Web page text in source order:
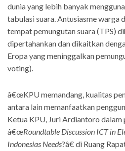
dunia yang lebih banyak
tabulasi suara. Antusiasme warga
tempat pemungutan suara (TPS)
dipertahankan dan dikaitkan
Eropa yang meninggalkan
voting).
â€œKPU memandang, kualitas
antara lain memanfaatkan
Ketua KPU, Juri Ardiantoro dalam
â€œRoundtable Discussion ICT in
Indonesias Needs?â€ di Ruang